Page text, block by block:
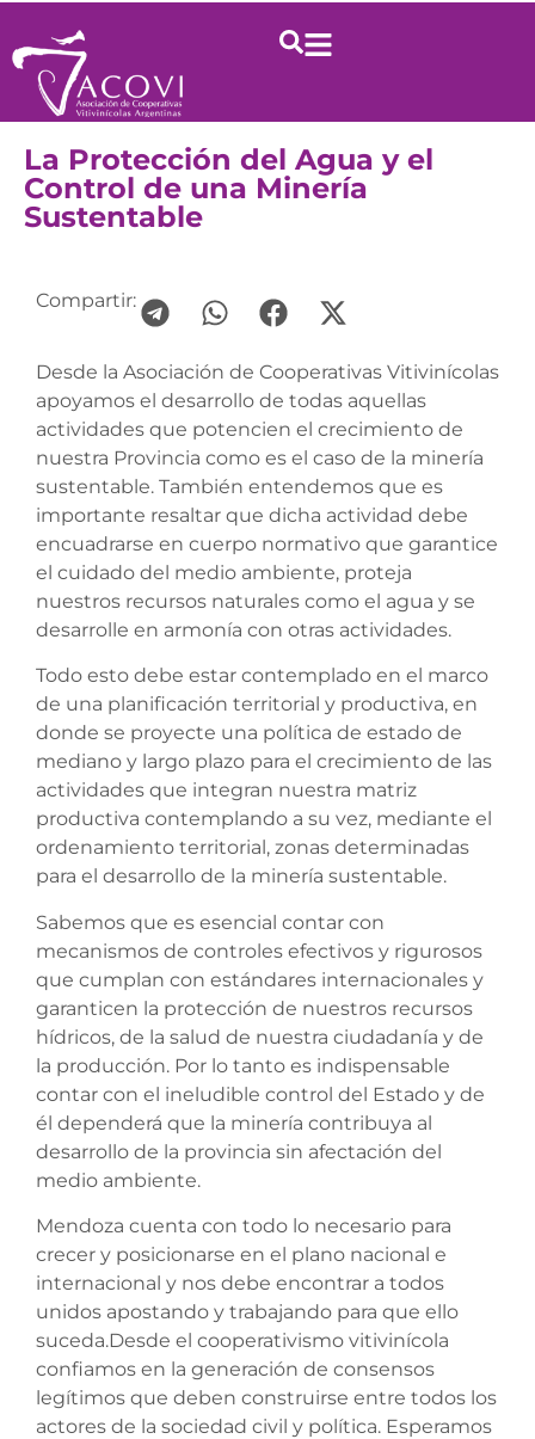
La Protección del Agua y el
Control de una Minería
Sustentable
Compartir:
Desde la Asociación de Cooperativas Vitivinícolas
apoyamos el desarrollo de todas aquellas
actividades que potencien el crecimiento de
nuestra Provincia como es el caso de la minería
sustentable. También entendemos que es
importante resaltar que dicha actividad debe
encuadrarse en cuerpo normativo que garantice
el cuidado del medio ambiente, proteja
nuestros recursos naturales como el agua y se
desarrolle en armonía con otras actividades.
Todo esto debe estar contemplado en el marco
de una planificación territorial y productiva, en
donde se proyecte una política de estado de
mediano y largo plazo para el crecimiento de las
actividades que integran nuestra matriz
productiva contemplando a su vez, mediante el
ordenamiento territorial, zonas determinadas
para el desarrollo de la minería sustentable.
Sabemos que es esencial contar con
mecanismos de controles efectivos y rigurosos
que cumplan con estándares internacionales y
garanticen la protección de nuestros recursos
hídricos, de la salud de nuestra ciudadanía y de
la producción. Por lo tanto es indispensable
contar con el ineludible control del Estado y de
él dependerá que la minería contribuya al
desarrollo de la provincia sin afectación del
medio ambiente.
Mendoza cuenta con todo lo necesario para
crecer y posicionarse en el plano nacional e
internacional y nos debe encontrar a todos
unidos apostando y trabajando para que ello
suceda.Desde el cooperativismo vitivinícola
confiamos en la generación de consensos
legítimos que deben construirse entre todos los
actores de la sociedad civil y política. Esperamos